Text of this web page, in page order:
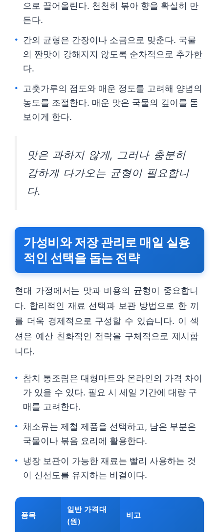
으로 끌어올린다. 천천히 볶아 향을 확실히 만
든다.
간의 균형은 간장이나 소금으로 맞춘다. 국물
의 짠맛이 강해지지 않도록 순차적으로 추가한
다.
고춧가루의 점도와 매운 정도를 고려해 양념의
농도를 조절한다. 매운 맛은 국물의 깊이를 돋
보이게 한다.
맛은 과하지 않게, 그러나 충분히
강하게 다가오는 균형이 필요합니
다.
가성비와 저장 관리로 매일 실용
적인 선택을 돕는 전략
현대 가정에서는 맛과 비용의 균형이 중요합니
다. 합리적인 재료 선택과 보관 방법으로 한 끼
를 더욱 경제적으로 구성할 수 있습니다. 이 섹
션은 예산 친화적인 전략을 구체적으로 제시합
니다.
참치 통조림은 대형마트와 온라인의 가격 차이
가 있을 수 있다. 필요 시 세일 기간에 대량 구
매를 고려한다.
채소류는 제철 제품을 선택하고, 남은 부분은
국물이나 볶음 요리에 활용한다.
냉장 보관이 가능한 재료는 빨리 사용하는 것
이 신선도를 유지하는 비결이다.
품목
일반 가격대
(원)
비고